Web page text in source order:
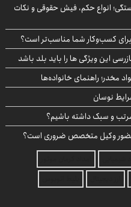
انواع حکم، فیش حقوقی و نکات
برای کسب‌وکار شما مناسب‌تر است؟
این ویژگی ها را باید بلد باشد
نوسان
و سبک داشته باشیم؟
حضور وکیل متخصص ضروری است؟